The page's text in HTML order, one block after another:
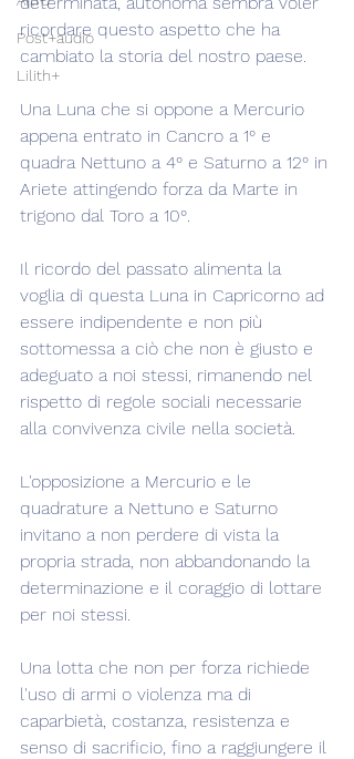
Post+audio
Lilith+
ricordare questo aspetto che ha
cambiato la storia del nostro paese.
Una Luna che si oppone a Mercurio
appena entrato in Cancro a 1° e
quadra Nettuno a 4° e Saturno a 12° in
Ariete attingendo forza da Marte in
trigono dal Toro a 10°.
Il ricordo del passato alimenta la
voglia di questa Luna in Capricorno ad
essere indipendente e non più
sottomessa a ciò che non è giusto e
adeguato a noi stessi, rimanendo nel
rispetto di regole sociali necessarie
alla convivenza civile nella società.
L'opposizione a Mercurio e le
quadrature a Nettuno e Saturno
invitano a non perdere di vista la
propria strada, non abbandonando la
determinazione e il coraggio di lottare
per noi stessi.
Una lotta che non per forza richiede
l'uso di armi o violenza ma di
caparbietà, costanza, resistenza e
senso di sacrificio, fino a raggiungere il